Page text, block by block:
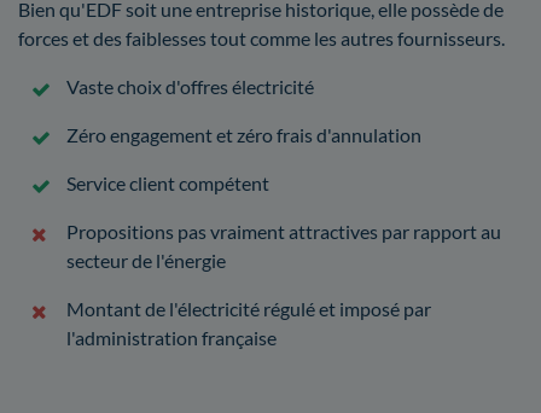
Bien qu'EDF soit une entreprise historique, elle possède de
forces et des faiblesses tout comme les autres fournisseurs.
Vaste choix d'offres électricité
Zéro engagement et zéro frais d'annulation
Service client compétent
Propositions pas vraiment attractives par rapport au
secteur de l'énergie
Montant de l'électricité régulé et imposé par
l'administration française